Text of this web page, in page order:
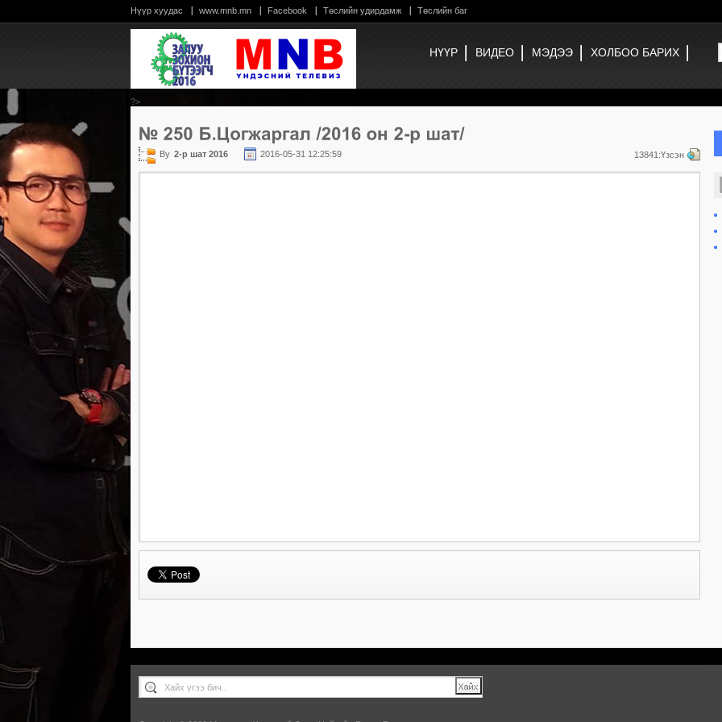
Нүүр хуудас www.mnb.mn Facebook Төслийн удирдамж Төслийн баг
НҮҮР ВИДЕО МЭДЭЭ ХОЛБОО БАРИХ
?>
By 2-р шат 2016 2016-05-31 12:25:59 13841:Үзсэн